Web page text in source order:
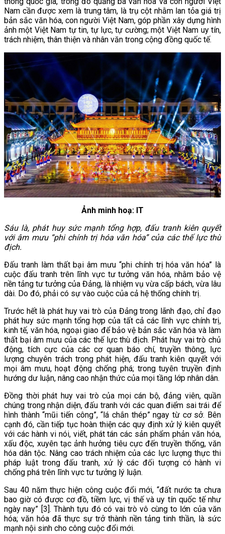
Nam cần được xem là trung tâm, là trụ cột nhằm lan tỏa giá trị
bản sắc văn hóa, con người Việt Nam, góp phần xây dựng hình
ảnh một Việt Nam tự tin, tự lực, tự cường; một Việt Nam uy tín,
trách nhiệm, thân thiện và nhân văn trong cộng đồng quốc tế.
Ảnh minh hoạ: IT
Sáu là, phát huy sức mạnh tổng hợp, đấu tranh kiên quyết
với âm mưu “phi chính trị hóa văn hóa” của các thế lực thù
địch.
Đấu tranh làm thất bại âm mưu “phi chính trị hóa văn hóa” là
cuộc đấu tranh trên lĩnh vực tư tưởng văn hóa, nhằm bảo vệ
nền tảng tư tưởng của Đảng, là nhiệm vụ vừa cấp bách, vừa lâu
dài. Do đó, phải có sự vào cuộc của cả hệ thống chính trị.
Trước hết là phát huy vai trò của Đảng trong lãnh đạo, chỉ đạo
phát huy sức mạnh tổng hợp của tất cả các lĩnh vực chính trị,
kinh tế, văn hóa, ngoại giao để bảo vệ bản sắc văn hóa và làm
thất bại âm mưu của các thế lực thù địch. Phát huy vai trò chủ
động, tích cực của các cơ quan báo chí, truyền thông, lực
lượng chuyên trách trong phát hiện, đấu tranh kiên quyết với
mọi âm mưu, hoạt động chống phá; trong tuyên truyền định
hướng dư luận, nâng cao nhận thức của mọi tầng lớp nhân dân.
Đồng thời phát huy vai trò của mọi cán bộ, đảng viên, quần
chúng trong nhận diện, đấu tranh với các quan điểm sai trái để
hình thành “mũi tiến công”, “lá chắn thép” ngay từ cơ sở. Bên
cạnh đó, cần tiếp tục hoàn thiện các quy định xử lý kiên quyết
với các hành vi nói, viết, phát tán các sản phẩm phản văn hóa,
xấu độc, xuyên tạc ảnh hưởng tiêu cực đến truyền thống, văn
hóa dân tộc. Nâng cao trách nhiệm của các lực lượng thực thi
pháp luật trong đấu tranh, xử lý các đối tượng có hành vi
chống phá trên lĩnh vực tư tưởng lý luận.
Sau 40 năm thực hiện công cuộc đổi mới, “đất nước ta chưa
bao giờ có được cơ đồ, tiềm lực, vị thế và uy tín quốc tế như
ngày nay” [3]. Thành tựu đó có vai trò vô cùng to lớn của văn
hóa; văn hóa đã thực sự trở thành nền tảng tinh thần, là sức
mạnh nội sinh cho công cuộc đổi mới.